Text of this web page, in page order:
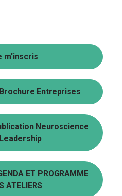
m'inscris
Entreprises
Neuroscience
ET PROGRAMME
ATELIERS